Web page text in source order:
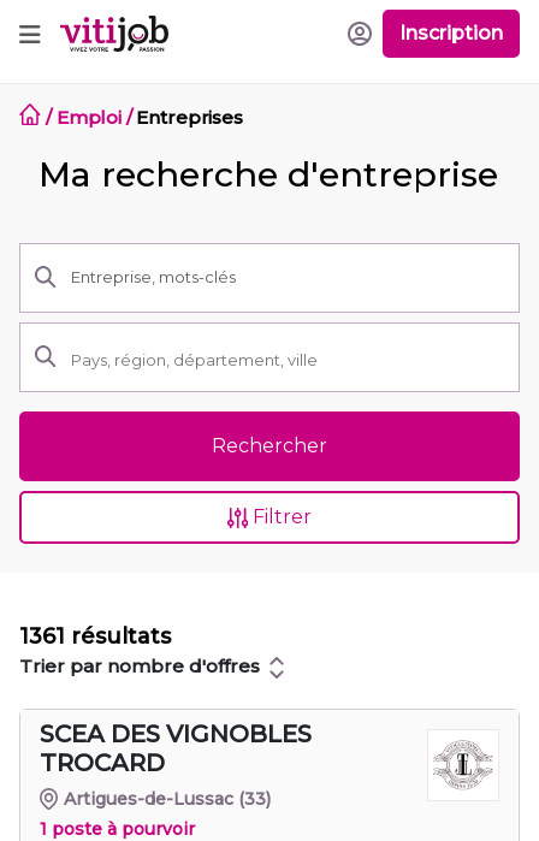
Inscription
/Emploi/Entreprises
Ma recherche d'entreprise
Rechercher
Filtrer
1361 résultats
Trier par nombre d'offres
SCEA DES VIGNOBLES
TROCARD
Artigues-de-Lussac (33)
1 poste à pourvoir